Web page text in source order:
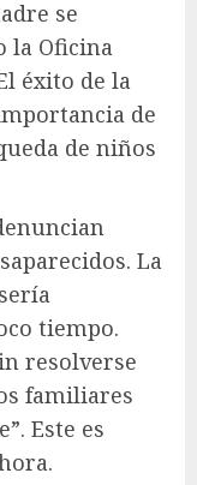
se
la Oficina
éxito de la
de
de niños
La
tiempo.
resolverse
familiares
Este es